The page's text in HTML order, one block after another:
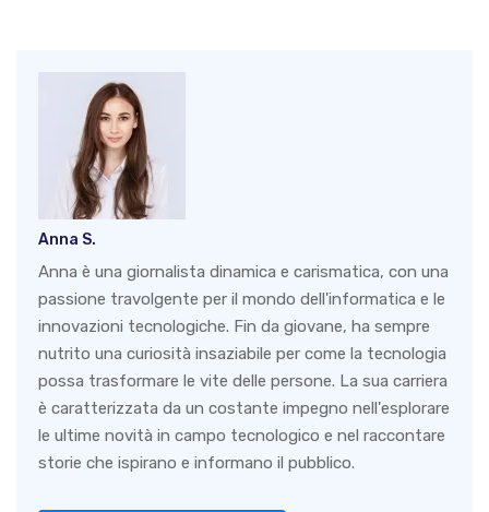
Anna S.
Anna è una giornalista dinamica e carismatica, con una
passione travolgente per il mondo dell'informatica e le
innovazioni tecnologiche. Fin da giovane, ha sempre
nutrito una curiosità insaziabile per come la tecnologia
possa trasformare le vite delle persone. La sua carriera
è caratterizzata da un costante impegno nell'esplorare
le ultime novità in campo tecnologico e nel raccontare
storie che ispirano e informano il pubblico.